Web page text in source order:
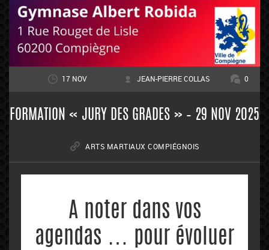
17 NOV JEAN-PIERRE COLLAS 0
FORMATION « JURY DES GRADES » – 29 NOV 2025
ARTS MARTIAUX COMPIÉGNOIS
A noter dans vos
agendas … pour évoluer